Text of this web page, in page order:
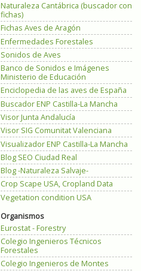
Naturaleza Cantábrica (buscador con
fichas)
Fichas Aves de Aragón
Enfermedades Forestales
Sonidos de Aves
Banco de Sonidos e Imágenes
Ministerio de Educación
Enciclopedia de las aves de España
Buscador ENP Castilla-La Mancha
Visor Junta Andalucía
Visor SIG Comunitat Valenciana
Visualizador ENP Castilla-La Mancha
Blog SEO Ciudad Real
Blog -Naturaleza Salvaje-
Crop Scape USA, Cropland Data
Vegetation condition USA
Organismos
Eurostat - Forestry
Colegio Ingenieros Técnicos
Forestales
Colegio Ingenieros de Montes